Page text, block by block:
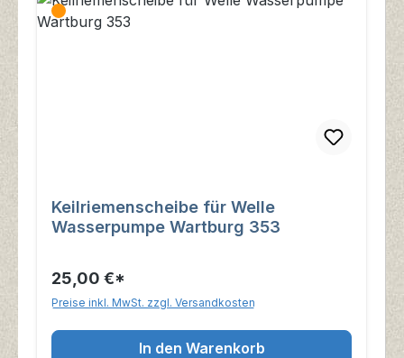
Keilriemenscheibe für Welle
Wasserpumpe Wartburg 353
25,00 €*
Preise inkl. MwSt. zzgl. Versandkosten
In den Warenkorb